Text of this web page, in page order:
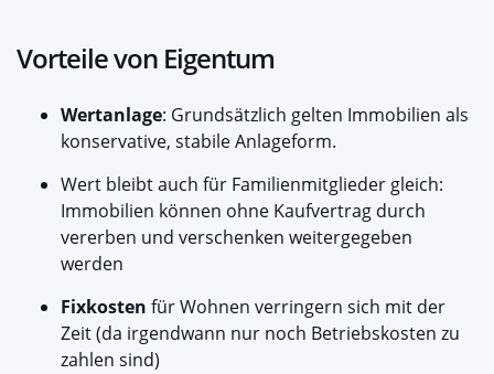
Vorteile von Eigentum
Wertanlage: Grundsätzlich gelten Immobilien als
konservative, stabile Anlageform.
Wert bleibt auch für Familienmitglieder gleich:
Immobilien können ohne Kaufvertrag durch
vererben und verschenken weitergegeben
werden
Fixkosten für Wohnen verringern sich mit der
Zeit (da irgendwann nur noch Betriebskosten zu
zahlen sind)